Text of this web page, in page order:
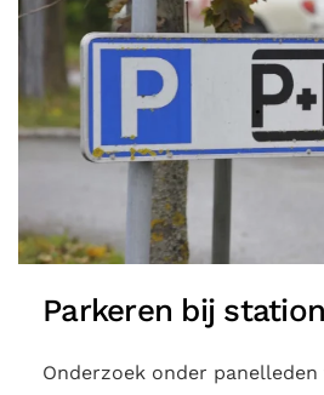
Parkeren bij
Onderzoek onder panelleden